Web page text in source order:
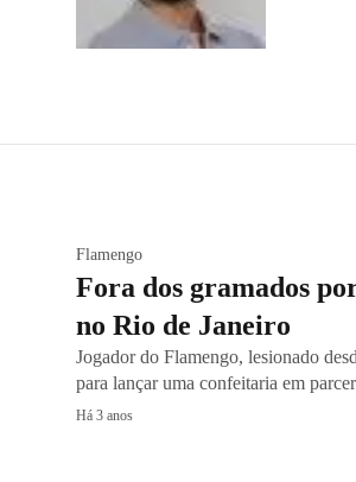
Flamengo
Fora dos gramados
no Rio de Janeiro
Jogador do Flamengo, lesionado
para lançar uma confeitaria em
Há 3 anos